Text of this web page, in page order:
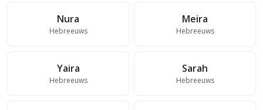
Nura
Hebreeuws
Meira
Hebreeuws
Yaira
Hebreeuws
Sarah
Hebreeuws